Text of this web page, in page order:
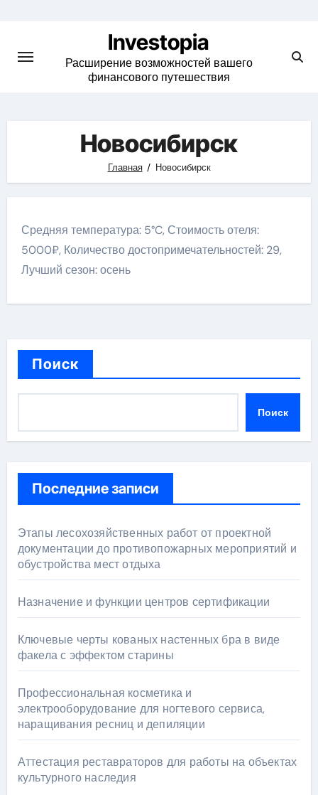
content
Investopia
Расширение возможностей вашего
финансового путешествия
Новосибирск
Главная Новосибирск
Средняя температура: 5°C, Стоимость отеля:
5000₽, Количество достопримечательностей: 29,
Лучший сезон: осень
Поиск
Поиск
Последние записи
Этапы лесохозяйственных работ от проектной
документации до противопожарных мероприятий и
обустройства мест отдыха
Назначение и функции центров сертификации
Ключевые черты кованых настенных бра в виде
факела с эффектом старины
Профессиональная косметика и
электрооборудование для ногтевого сервиса,
наращивания ресниц и депиляции
Аттестация реставраторов для работы на объектах
культурного наследия